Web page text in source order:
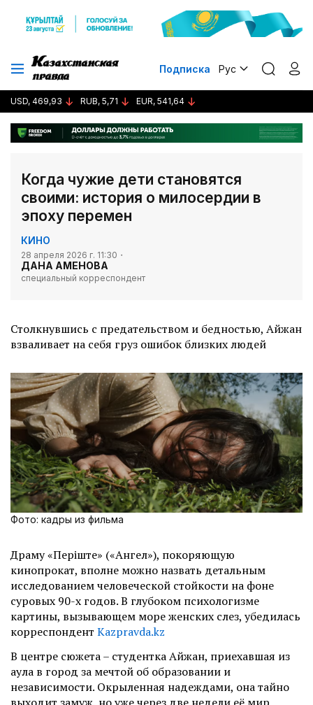
Подписка Рус
USD, 469,93 RUB, 5,71 EUR, 541,64
Когда чужие дети становятся
своими: история о милосердии в
эпоху перемен
КИНО
28 апреля 2026 г. 11:30
ДАНА АМЕНОВА
специальный корреспондент
Столкнувшись с предательством и бедностью, Айжан
взваливает на себя груз ошибок близких людей
Фото: кадры из фильма
Драму «Періште» («Ангел»), покоряющую
кинопрокат, вполне можно назвать детальным
исследованием человеческой стойкости на фоне
суровых 90-х годов. В глубоком психологизме
картины, вызывающем море женских слез, убедилась
корреспондент Kazpravda.kz
В центре сюжета– студентка Айжан, приехавшая из
аула в город за мечтой об образовании и
независимости. Окрыленная надеждами, она тайно